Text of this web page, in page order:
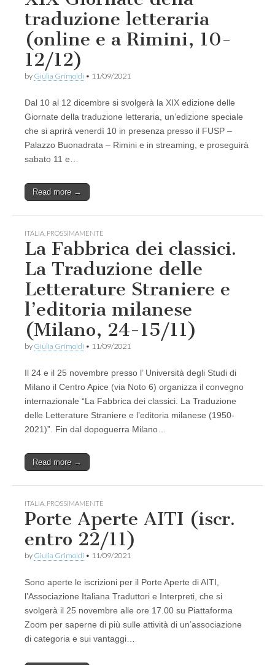
traduzione letteraria
(online e a Rimini, 10-
12/12)
by Giulia Grimoldi • 11/09/2021
Dal 10 al 12 dicembre si svolgerà la XIX edizione delle
Giornate della traduzione letteraria, un’edizione speciale
che si aprirà venerdì 10 in presenza presso il FUSP –
Palazzo Buonadrata – Rimini e in streaming, e proseguirà
sabato 11 e…
Read more →
ITALIA PROSSIMAMENTE
La Fabbrica dei classici.
La Traduzione delle
Letterature Straniere e
l’editoria milanese
(Milano, 24-15/11)
by Giulia Grimoldi • 11/09/2021
Il 24 e il 25 novembre presso l’ Università degli Studi di
Milano il Centro Apice (via Noto 6) organizza il convegno
internazionale “La Fabbrica dei classici. La Traduzione
delle Letterature Straniere e l’editoria milanese (1950-
2021)”. Fin dal dopoguerra Milano…
Read more →
ITALIA PROSSIMAMENTE
Porte Aperte AITI (iscr.
entro 22/11)
by Giulia Grimoldi • 11/09/2021
Sono aperte le iscrizioni per il Porte Aperte di AITI,
l’Associazione Italiana Traduttori e Interpreti, che si
svolgerà il 25 novembre alle ore 17.00 su Piattaforma
Zoom per saperne di più sulle attività di un’associazione
di categoria e sui vantaggi…